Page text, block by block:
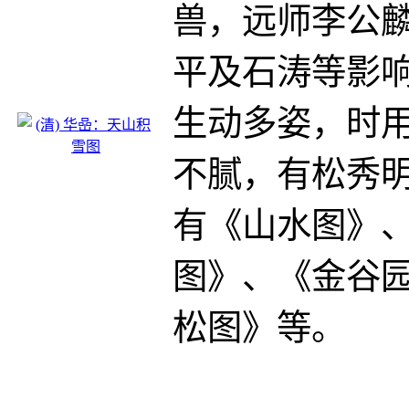
兽，远师李公
平及石涛等影
生动多姿，时
不腻，有松秀
有《山水图》
图》、《金谷
松图》等。